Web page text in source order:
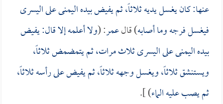
عنها: كان يغسل يديه ثلاثاً، ثم يفيض بيده اليمنى على اليسرى
فيغسل فرجه وما أصابه) قالعمر: (ولا أعلمه إلا قال: يفيض
بيده اليمنى على اليسرى ثلاث مرات، ثم يتمضمض ثلاثاً،
ويستنشق ثلاثاً، ويغسل وجهه ثلاثاً، ثم يفيض على رأسه ثلاثاً،
ثم يصب عليه الماء) ].